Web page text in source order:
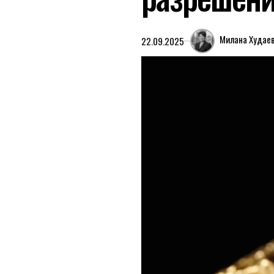
22.09.2025 Милана